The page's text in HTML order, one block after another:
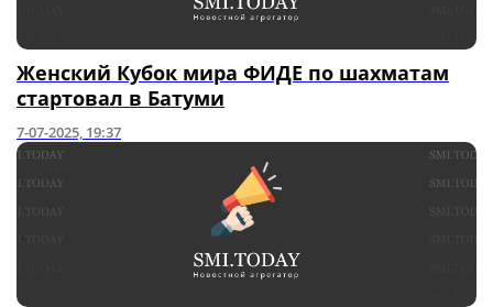
Женский Кубок мира ФИДЕ по шахматам
стартовал в Батуми
7-07-2025, 19:37